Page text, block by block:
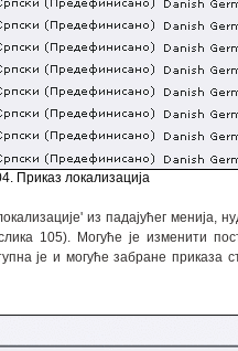
Приказ локализација
из падајућег менија,
105). Могуће је изменити
је и могуће забране приказа